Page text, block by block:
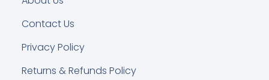
Contact Us
Privacy Policy
Returns & Refunds Policy